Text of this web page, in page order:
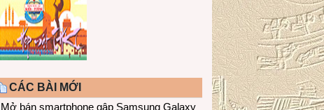
CÁC BÀI MỚI
Mở bán smartphone gập Samsung Galaxy